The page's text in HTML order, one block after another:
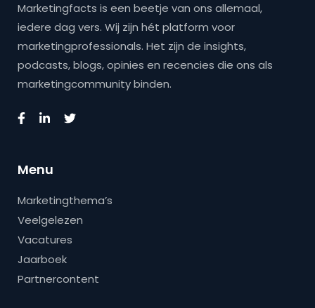
Marketingfacts is een beetje van ons allemaal,
iedere dag vers. Wij zijn hét platform voor
marketingprofessionals. Het zijn de insights,
podcasts, blogs, opinies en recencies die ons als
marketingcommunity binden.
Menu
Marketingthema’s
Veelgelezen
Vacatures
Jaarboek
Partnercontent